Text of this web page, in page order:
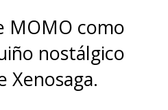
movilidad.
MOMO como
nostálgico
Xenosaga.